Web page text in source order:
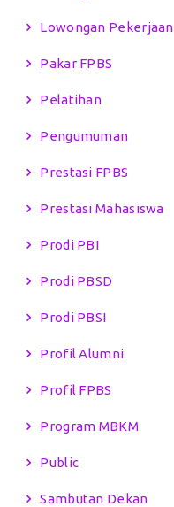
Lowongan Pekerjaan
Pakar FPBS
Pelatihan
Pengumuman
Prestasi FPBS
Prestasi Mahasiswa
Prodi PBI
Prodi PBSD
Prodi PBSI
Profil Alumni
Profil FPBS
Program MBKM
Public
Sambutan Dekan